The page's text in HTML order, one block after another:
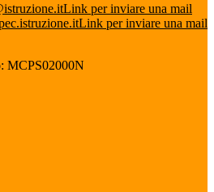
Link per inviare una mail
Link per inviare una mail
MCPS02000N